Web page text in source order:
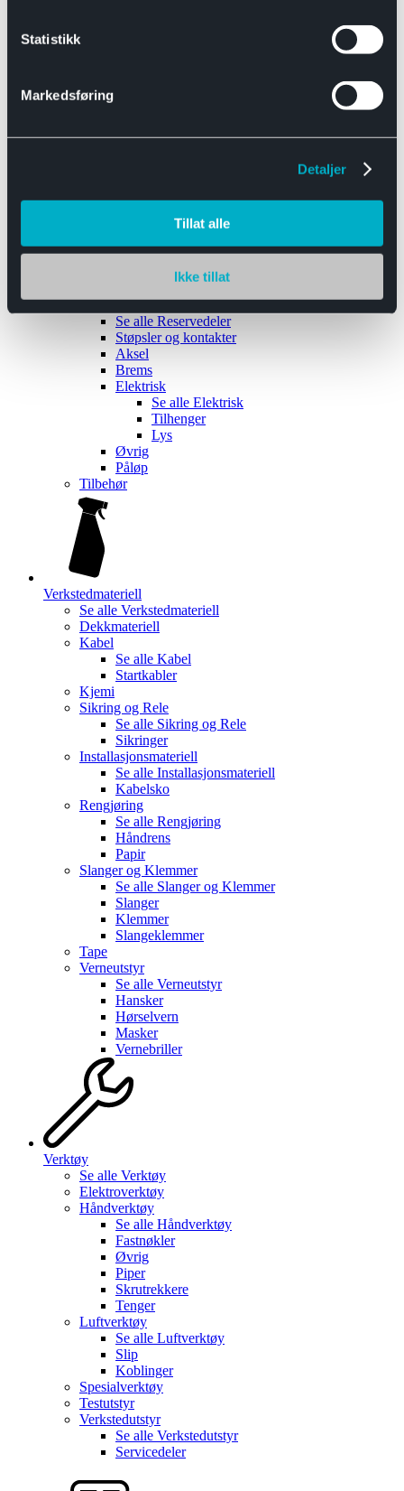
Statistikk
Markedsføring
Detaljer
Tillat alle
Ikke tillat
Båthengere
Reservedeler
Se alle Reservedeler
Støpsler og kontakter
Aksel
Brems
Elektrisk
Se alle Elektrisk
Tilhenger
Lys
Øvrig
Påløp
Tilbehør
Verkstedmateriell
Se alle Verkstedmateriell
Dekkmateriell
Kabel
Se alle Kabel
Startkabler
Kjemi
Sikring og Rele
Se alle Sikring og Rele
Sikringer
Installasjonsmateriell
Se alle Installasjonsmateriell
Kabelsko
Rengjøring
Se alle Rengjøring
Håndrens
Papir
Slanger og Klemmer
Se alle Slanger og Klemmer
Slanger
Klemmer
Slangeklemmer
Tape
Verneutstyr
Se alle Verneutstyr
Hansker
Hørselvern
Masker
Vernebriller
Verktøy
Se alle Verktøy
Elektroverktøy
Håndverktøy
Se alle Håndverktøy
Fastnøkler
Øvrig
Piper
Skrutrekkere
Tenger
Luftverktøy
Se alle Luftverktøy
Slip
Koblinger
Spesialverktøy
Testutstyr
Verkstedutstyr
Se alle Verkstedutstyr
Servicedeler